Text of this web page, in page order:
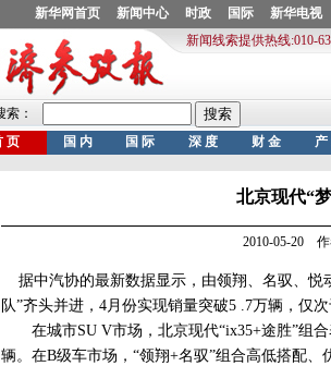
北京现代“
2010-05-20 作
据中汽协的最新数据显示，由领翔、名驭、悦
队”齐头并进，4月份实现销量突破5 .7万辆，仅
在城市SU V市场，北京现代“ix35+途胜”组合
辆。在B级车市场，“领翔+名驭”组合高低搭配